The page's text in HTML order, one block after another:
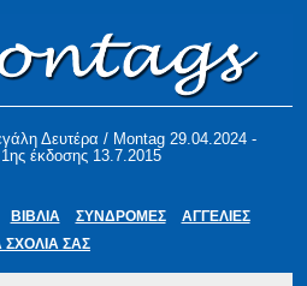
Δευτέρα / Montag 29.04.2024 -
έκδοσης 13.7.2015
ΒΙΒΛΙΑ ΣΥΝΔΡΟΜΕΣ
ΑΓΓΕΛΙΕΣ
ΣΧΟΛΙΑ ΣΑΣ